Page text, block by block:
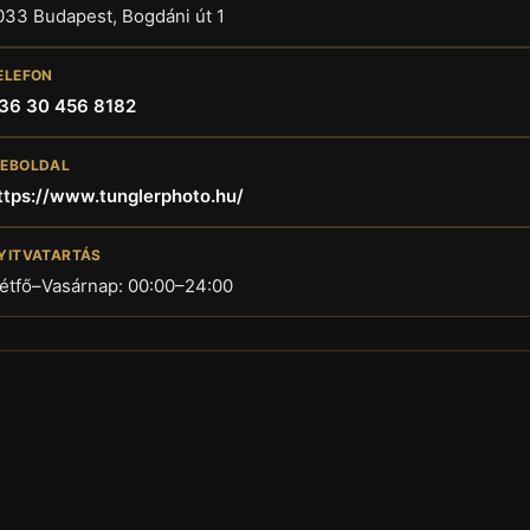
Budapest, Bogdáni út 1
30 456 8182
www.tunglerphoto.hu/
00:00–24:00